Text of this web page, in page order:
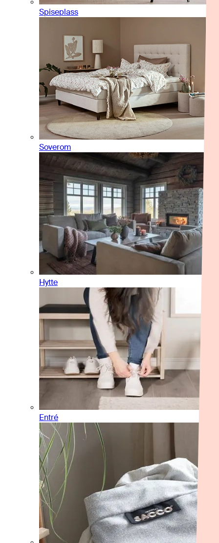
Spiseplass
Soverom
Hytte
Entré